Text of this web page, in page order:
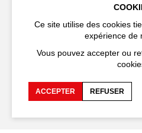
Cloître Saint-Louis,
20 rue du Portail Boquier,
84000 Avignon
+33 (0)4 90 27 66 50
Ce site utilise des cookies
expérience de
Vous pouvez accepter ou
ACCEPTER REFUSER